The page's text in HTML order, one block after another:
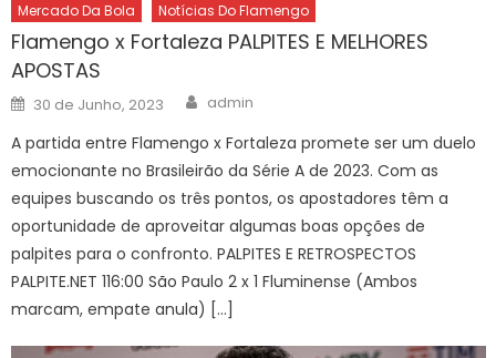
Mercado Da Bola Notícias Do Flamengo
Flamengo x Fortaleza PALPITES E MELHORES
APOSTAS
Posted
on
30 de Junho, 2023 Author
admin
A partida entre Flamengo x Fortaleza promete ser um duelo
emocionante no Brasileirão da Série A de 2023. Com as
equipes buscando os três pontos, os apostadores têm a
oportunidade de aproveitar algumas boas opções de
palpites para o confronto. PALPITES E RETROSPECTOS
PALPITE.NET 116:00 São Paulo 2 x 1 Fluminense (Ambos
marcam, empate anula) […]